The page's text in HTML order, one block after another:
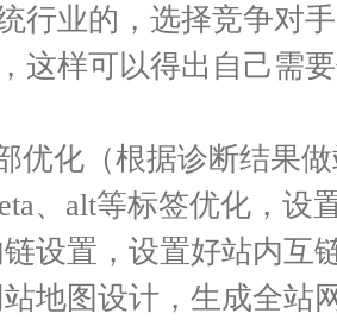
行业的，选择竞争对
这样可以得出自己需
优化（根据诊断结果
alt等标签优化，设置
置，设置好站内互
图设计，生成全站